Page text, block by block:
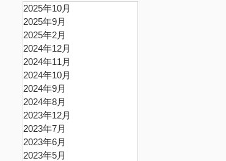
2025年10月
2025年9月
2025年2月
2024年12月
2024年11月
2024年10月
2024年9月
2024年8月
2023年12月
2023年7月
2023年6月
2023年5月